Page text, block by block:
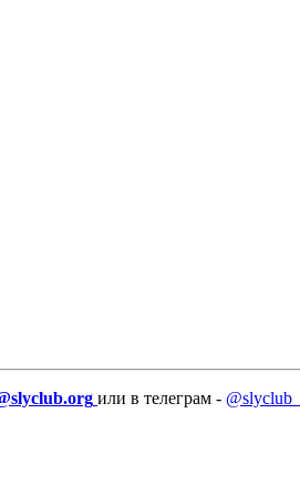
или в телеграм -